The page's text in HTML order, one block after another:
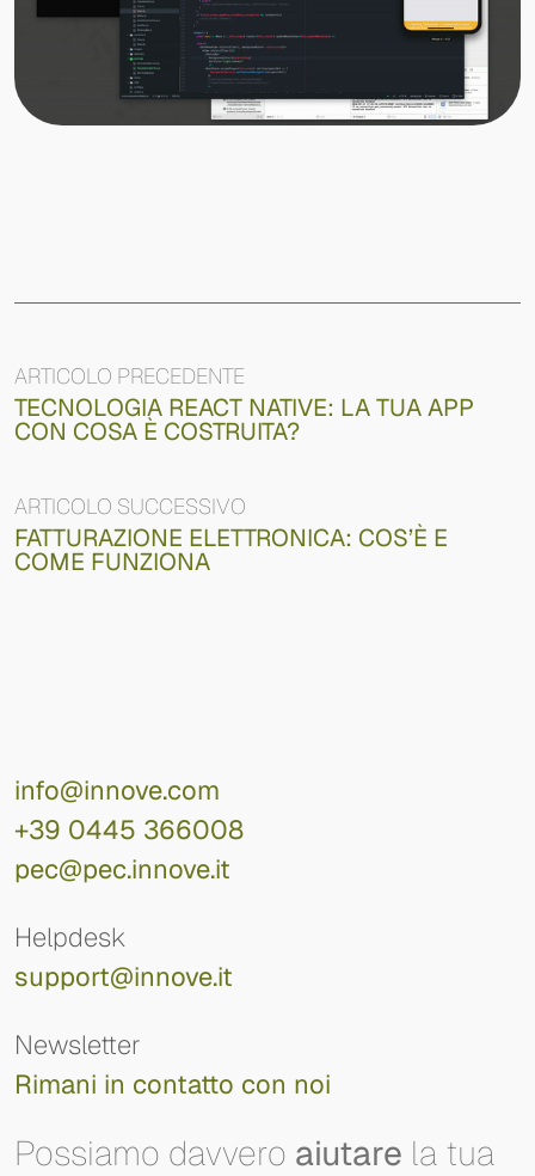
ARTICOLO PRECEDENTE
TECNOLOGIA REACT NATIVE: LA TUA APP
CON COSA È COSTRUITA?
ARTICOLO SUCCESSIVO
FATTURAZIONE ELETTRONICA: COS’È E
COME FUNZIONA
info@innove.com
+39 0445 366008
pec@pec.innove.it
Helpdesk
support@innove.it
Newsletter
Rimani in contatto con noi
Possiamo davvero aiutare la tua